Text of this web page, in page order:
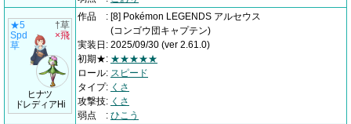
★5
Spd
草
ヒナツ
ドレディアHi
†草
×飛
作品 : [8] Pokémon LEGENDS アルセウス
(コンゴウ団キャプテン)
実装日 : 2025/09/30 (ver 2.61.0)
初期★: ★★★★★
ロール: スピード
タイプ: くさ
攻撃技: くさ
弱点
: ひこう